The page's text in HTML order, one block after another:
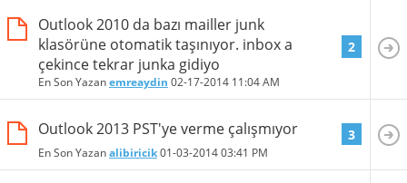
Outlook 2010 da bazı mailler junk
klasörüne otomatik taşınıyor. inbox a
çekince tekrar junka gidiyo
En Son Yazanemreaydin 02-17-2014 11:04 AM
2
Outlook 2013 PST'ye verme çalışmıyor
En Son Yazanalibiricik01-03-201403:41 PM
3